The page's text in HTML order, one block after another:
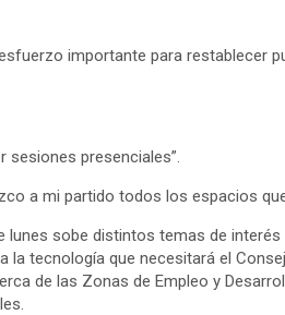
importante para restablecer
sesiones presenciales”.
a mi partido todos los espacios
lunes sobe distintos temas de interés
la tecnología que necesitará el
de las Zonas de Empleo y